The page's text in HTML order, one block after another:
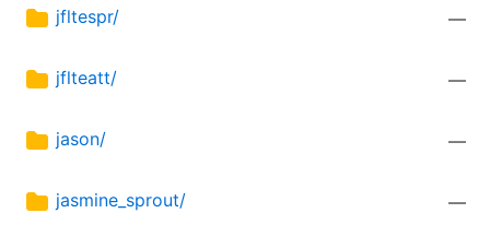
jfltespr/ —
jflteatt/ —
jason/ —
jasmine_sprout/ —